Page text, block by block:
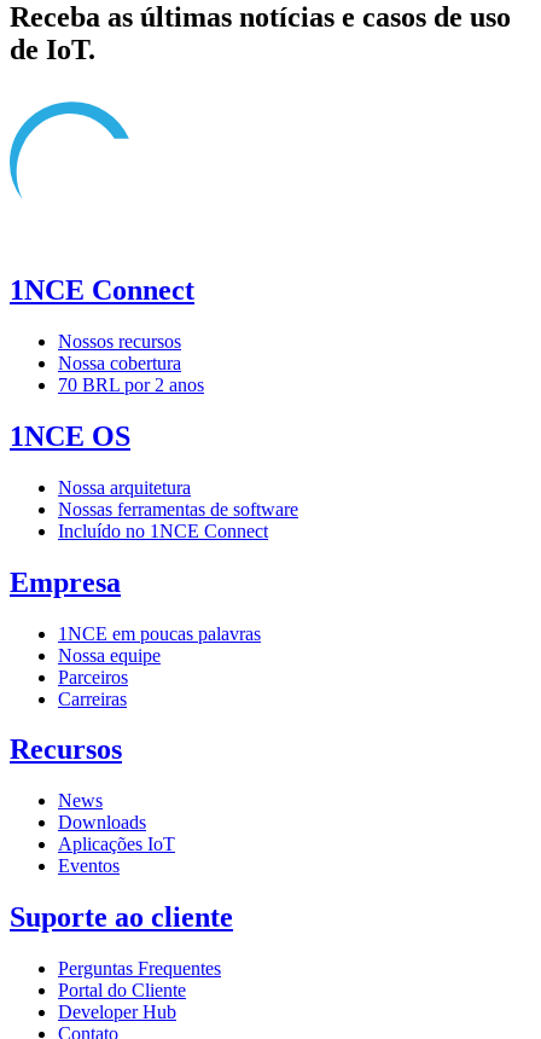
Receba as últimas notícias e casos de uso
de IoT.
1NCE Connect
Nossos recursos
Nossa cobertura
70 BRL por 2 anos
1NCE OS
Nossa arquitetura
Nossas ferramentas de software
Incluído no 1NCE Connect
Empresa
1NCE em poucas palavras
Nossa equipe
Parceiros
Carreiras
Recursos
News
Downloads
Aplicações IoT
Eventos
Suporte ao cliente
Perguntas Frequentes
Portal do Cliente
Developer Hub
Contato